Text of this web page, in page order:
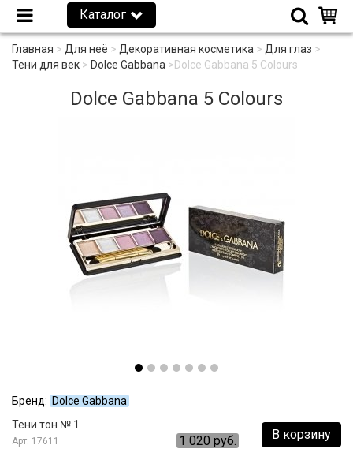
Каталог
Главная > Для неё > Декоративная косметика > Для глаз >
Тени для век > Dolce Gabbana >Dolce Gabbana 5 Colours
Dolce Gabbana 5 Colours
Бренд: Dolce Gabbana
В корзину
Тени тон № 1
17611 1 020 руб.